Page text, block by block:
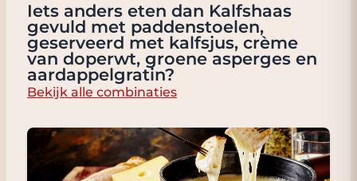
Iets anders eten dan Kalfshaas
gevuld met paddenstoelen,
geserveerd met kalfsjus, crème
van doperwt, groene asperges en
aardappelgratin?
Bekijk alle combinaties